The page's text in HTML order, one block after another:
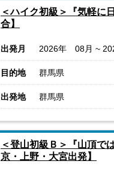
＜ハイク初級＞『気軽に
合】
出発月 2026年 08月 ~
目的地 群馬県
出発地 群馬県
＜登山初級Ｂ＞『山頂
京・上野・大宮出発】